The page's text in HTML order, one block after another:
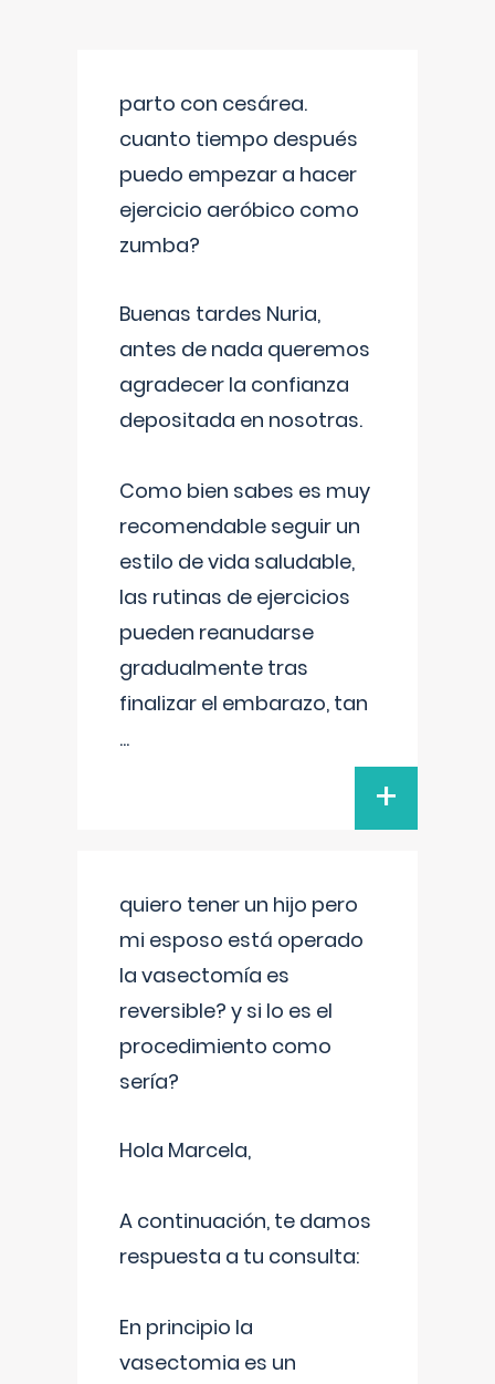
parto con cesárea.
cuanto tiempo después
puedo empezar a hacer
ejercicio aeróbico como
zumba?
Buenas tardes Nuria,
antes de nada queremos
agradecer la confianza
depositada en nosotras.
Como bien sabes es muy
recomendable seguir un
estilo de vida saludable,
las rutinas de ejercicios
pueden reanudarse
gradualmente tras
finalizar el embarazo, tan
...
+
quiero tener un hijo pero
mi esposo está operado
la vasectomía es
reversible? y si lo es el
procedimiento como
sería?
Hola Marcela,
A continuación, te damos
respuesta a tu consulta:
En principio la
vasectomia es un